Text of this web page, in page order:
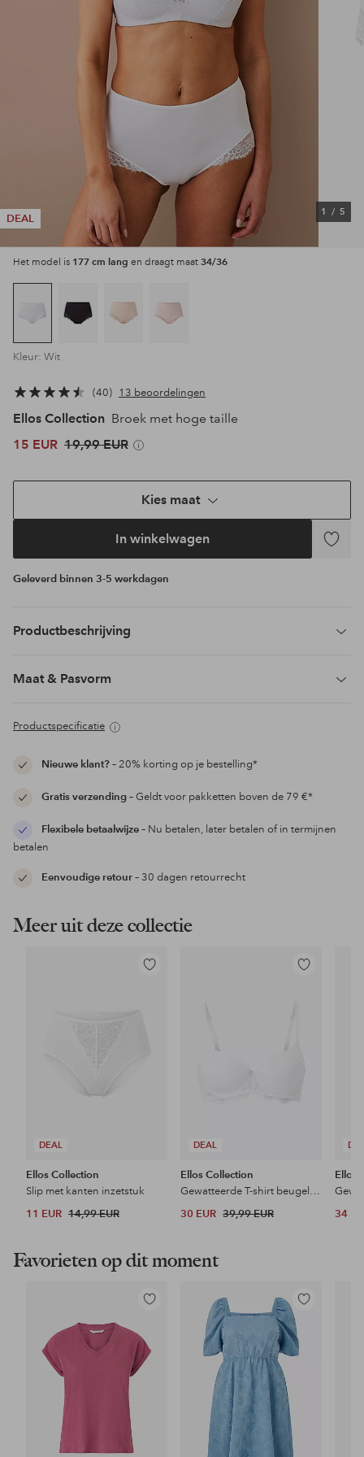
DEAL
1 / 5
Het model is 177 cm lang en draagt maat 34/36
Kleur: Wit
40 13 beoordelingen
Ellos Collection Broek met hoge taille
15 EUR 19,99 EUR
Kies maat
In winkelwagen
Geleverd binnen 3-5 werkdagen
Productbeschrijving
Maat & Pasvorm
Productspecificatie
Nieuwe klant?– 20% korting op je bestelling*
Gratis verzending– Geldt voor pakketten boven de 79 €*
Flexibele betaalwijze– Nu betalen, later betalen of in termijnen
betalen
Eenvoudige retour– 30 dagen retourrecht
Meer uit deze collectie
DEAL
Toevoegen
Ellos Collection
Slip met kanten inzetstuk
11 EUR 14,99 EUR
DEAL
Toevoegen
Ellos Collection
Gewatteerde T-shirt beugelbeha
30 EUR 39,99 EUR
Ellos
34
Favorieten op dit moment
Toevoegen
favorieten
Toevoegen
aan
favorieten